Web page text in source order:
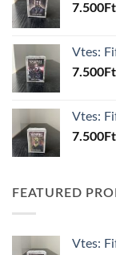
7.500Ft
Vtes:
7.500Ft
Vtes:
7.500Ft
FEATURED
Vtes: